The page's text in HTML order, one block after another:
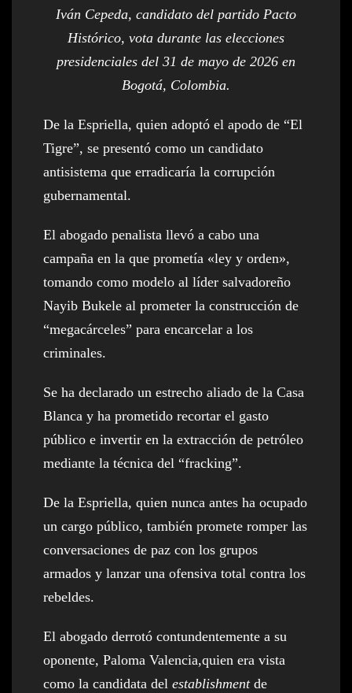
Iván Cepeda, candidato del partido Pacto
Histórico, vota durante las elecciones
presidenciales del 31 de mayo de 2026 en
Bogotá, Colombia.
De la Espriella, quien adoptó el apodo de “El
Tigre”, se presentó como un candidato
antisistema que erradicaría la corrupción
gubernamental.
El abogado penalista llevó a cabo una
campaña en la que prometía «ley y orden»,
tomando como modelo al líder salvadoreño
Nayib Bukele al prometer la construcción de
“megacárceles” para encarcelar a los
criminales.
Se ha declarado un estrecho aliado de la Casa
Blanca y ha prometido recortar el gasto
público e invertir en la extracción de petróleo
mediante la técnica del “fracking”.
De la Espriella, quien nunca antes ha ocupado
un cargo público, también promete romper las
conversaciones de paz con los grupos
armados y lanzar una ofensiva total contra los
rebeldes.
El abogado derrotó contundentemente a su
oponente, Paloma Valencia,quien era vista
como la candidata del establishmentde